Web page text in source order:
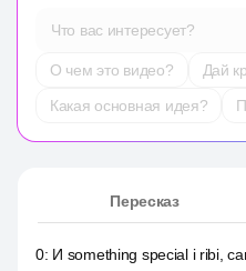
Что вас интересует?
О чем это видео?
Дай
Какая основная идея?
Пересказ
0: И something special i ribi,